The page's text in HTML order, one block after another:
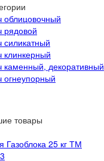
облицовочный
рядовой
силикатный
клинкерный
каменный, декоративный
огнеупорный
товары